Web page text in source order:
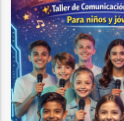
Beone Radio